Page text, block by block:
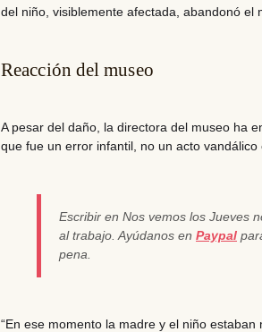
del niño, visiblemente afectada, abandonó el
Reacción del museo
A pesar del daño, la directora del museo ha
que fue un error infantil, no un acto vandálico
Escribir en Nos vemos los Jueves
al trabajo. Ayúdanos en Paypal
pena.
“En ese momento la madre y el niño